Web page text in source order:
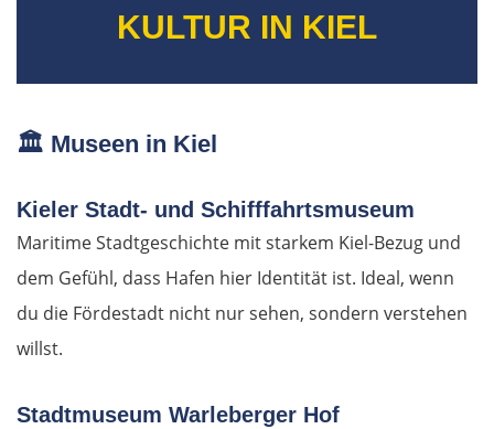
KULTUR IN KIEL
🏛️ Museen in Kiel
Kieler Stadt- und Schifffahrtsmuseum
Maritime Stadtgeschichte mit starkem Kiel-Bezug und
dem Gefühl, dass Hafen hier Identität ist. Ideal, wenn
du die Fördestadt nicht nur sehen, sondern verstehen
willst.
Stadtmuseum Warleberger Hof